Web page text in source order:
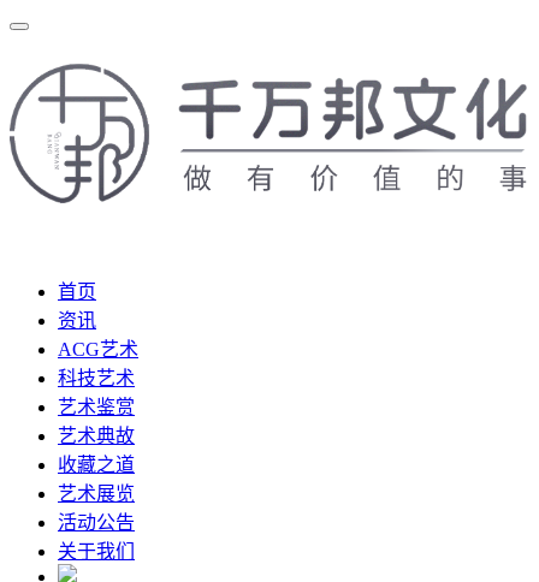
首页
资讯
ACG艺术
科技艺术
艺术鉴赏
艺术典故
收藏之道
艺术展览
活动公告
关于我们